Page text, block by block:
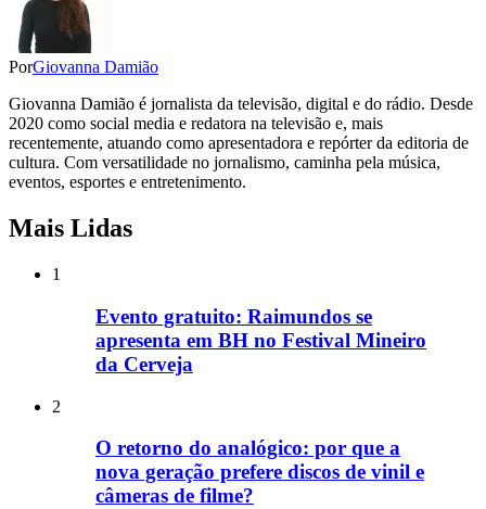
PorGiovanna Damião
Giovanna Damião é jornalista da televisão, digital e do rádio. Desde
2020 como social media e redatora na televisão e, mais
recentemente, atuando como apresentadora e repórter da editoria de
cultura. Com versatilidade no jornalismo, caminha pela música,
eventos, esportes e entretenimento.
Mais Lidas
1
Evento gratuito: Raimundos se
apresenta em BH no Festival Mineiro
da Cerveja
2
O retorno do analógico: por que a
nova geração prefere discos de vinil e
câmeras de filme?